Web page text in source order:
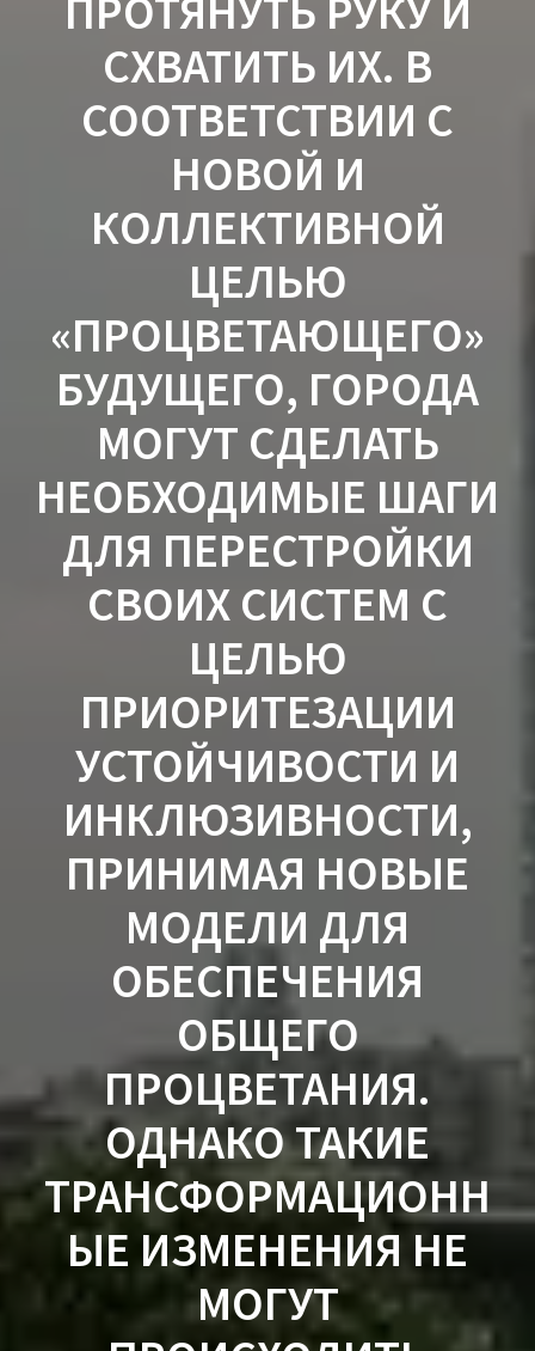
СХВАТИТЬ ИХ. В
СООТВЕТСТВИИ С
НОВОЙ И
КОЛЛЕКТИВНОЙ
ЦЕЛЬЮ
«ПРОЦВЕТАЮЩЕГО»
БУДУЩЕГО, ГОРОДА
МОГУТ СДЕЛАТЬ
НЕОБХОДИМЫЕ ШАГИ
ДЛЯ ПЕРЕСТРОЙКИ
СВОИХ СИСТЕМ С
ЦЕЛЬЮ
ПРИОРИТЕЗАЦИИ
УСТОЙЧИВОСТИ И
ИНКЛЮЗИВНОСТИ,
ПРИНИМАЯ НОВЫЕ
МОДЕЛИ ДЛЯ
ОБЕСПЕЧЕНИЯ
ОБЩЕГО
ПРОЦВЕТАНИЯ.
ОДНАКО ТАКИЕ
ТРАНСФОРМАЦИОНН
ЫЕ ИЗМЕНЕНИЯ НЕ
МОГУТ